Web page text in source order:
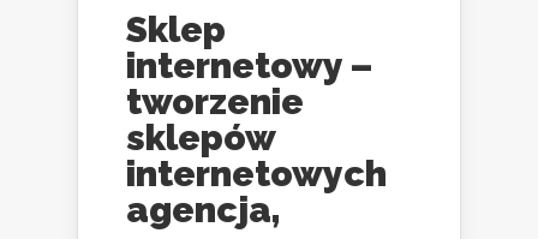
Sklep
internetowy –
tworzenie
sklepów
internetowych
agencja,